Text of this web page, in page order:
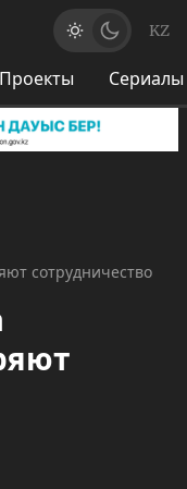
KZ
Проекты Сериалы
сотрудничество